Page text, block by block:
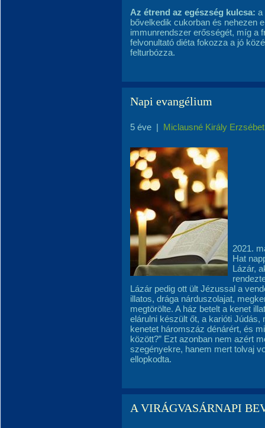
Az étrend az egészség kulcsa: a
bővelkedik cukorban és nehezen
immunrendszer erősségét, míg a
felvonultató diéta fokozza a jó
felturbózza.
Napi evangélium
5 éve | Miclausné Király Erzsébet
2021.
Hat
Lázár,
Lázár pedig ott ült Jézussal a
illatos, drága nárduszolajat,
megtörölte. A ház betelt a kenet
elárulni készült őt, a karióti Júdás,
kenetet háromszáz dénárért, és
között?” Ezt azonban nem azért
szegényekre, hanem mert tolvaj
ellopkodta.
A VIRÁGVASÁRNAPI